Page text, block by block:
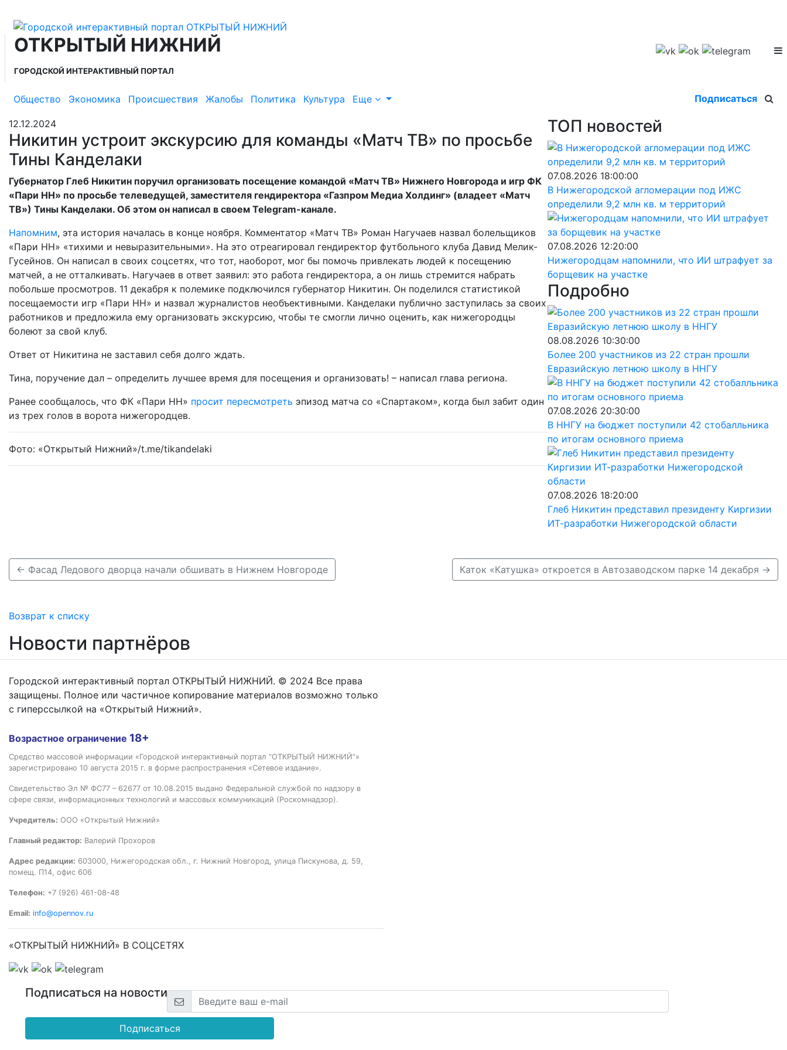
ОТКРЫТЫЙ НИЖНИЙ
ГОРОДСКОЙ ИНТЕРАКТИВНЫЙ ПОРТАЛ
Общество Экономика Происшествия Жалобы Политика Культура Еще Подписаться
12.12.2024
Никитин устроит экскурсию для команды «Матч ТВ» по просьбе
Тины Канделаки
Губернатор Глеб Никитин поручил организовать посещение командой «Матч ТВ» Нижнего Новгорода и игр ФК
«Пари НН» по просьбе телеведущей, заместителя гендиректора «Газпром Медиа Холдинг» (владеет «Матч
ТВ») Тины Канделаки. Об этом он написал в своем Telegram-канале.
Напомним, эта история началась в конце ноября. Комментатор «Матч ТВ» Роман Нагучаев назвал болельщиков
«Пари НН» «тихими и невыразительными». На это отреагировал гендиректор футбольного клуба Давид Мелик-
Гусейнов. Он написал в своих соцсетях, что тот, наоборот, мог бы помочь привлекать людей к посещению
матчей, а не отталкивать. Нагучаев в ответ заявил: это работа гендиректора, а он лишь стремится набрать
побольше просмотров. 11 декабря к полемике подключился губернатор Никитин. Он поделился статистикой
посещаемости игр «Пари НН» и назвал журналистов необъективными. Канделаки публично заступилась за своих
работников и предложила ему организовать экскурсию, чтобы те смогли лично оценить, как нижегородцы
болеют за свой клуб.
Ответ от Никитина не заставил себя долго ждать.
Тина, поручение дал – определить лучшее время для посещения и организовать! – написал глава региона.
Ранее сообщалось, что ФК «Пари НН» просит пересмотреть эпизод матча со «Спартаком», когда был забит один
из трех голов в ворота нижегородцев.
Фото: «Открытый Нижний»/t.me/tikandelaki
ТОП новостей
07.08.2026 18:00:00
В Нижегородской агломерации под ИЖС
определили 9,2 млн кв. м территорий
07.08.2026 12:20:00
Нижегородцам напомнили, что ИИ штрафует за
борщевик на участке
Подробно
08.08.2026 10:30:00
Более 200 участников из 22 стран прошли
Евразийскую летнюю школу в ННГУ
07.08.2026 20:30:00
В ННГУ на бюджет поступили 42 стобалльника
по итогам основного приема
07.08.2026 18:20:00
Глеб Никитин представил президенту Киргизии
ИТ-разработки Нижегородской области
← Фасад Ледового дворца начали обшивать в Нижнем Новгороде Каток «Катушка» откроется в Автозаводском парке 14 декабря →
Возврат к списку
Новости партнёров
Городской интерактивный портал ОТКРЫТЫЙ НИЖНИЙ. © 2024 Все права
защищены. Полное или частичное копирование материалов возможно только
с гиперссылкой на «Открытый Нижний».
Возрастное ограничение 18+
Средство массовой информации «Городской интерактивный портал “ОТКРЫТЫЙ НИЖНИЙ”»
зарегистрировано 10 августа 2015 г. в форме распространения «Сетевое издание».
Свидетельство Эл № ФС77 – 62677 от 10.08.2015 выдано Федеральной службой по надзору в
сфере связи, информационных технологий и массовых коммуникаций (Роскомнадзор).
Учредитель: ООО «Открытый Нижний»
Главный редактор: Валерий Прохоров
Адрес редакции: 603000, Нижегородская обл., г. Нижний Новгород, улица Пискунова, д. 59,
помещ. П14, офис 606
Телефон: +7 (926) 461-08-48
Email: info@opennov.ru
«ОТКРЫТЫЙ НИЖНИЙ» В СОЦСЕТЯХ
Подписаться на новости
Подписаться